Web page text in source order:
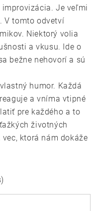
Je veľmi
V tomto odvetví
Niektorý volia
a vkusu. Ide o
bežne nehovorí a sú
humor. Každá
a vníma vtipné
pre každého a to
životných
ktorá nám dokáže